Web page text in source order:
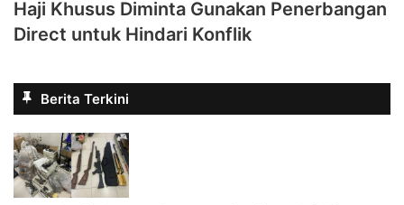
Haji Khusus Diminta Gunakan Penerbangan
Direct untuk Hindari Konflik
Berita Terkini